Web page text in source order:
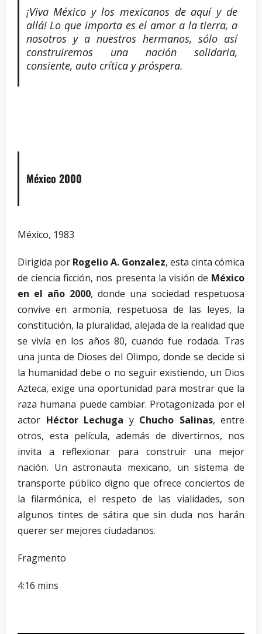
¡Viva México y los mexicanos de aquí y de
allá! Lo que importa es el amor a la tierra, a
nosotros y a nuestros hermanos, sólo así
construiremos una nación solidaria,
consiente, auto crítica y próspera.
México 2000
México, 1983
Dirigida por Rogelio A. Gonzalez, esta cinta cómica
de ciencia ficción, nos presenta la visión de México
en el año 2000, donde una sociedad respetuosa
convive en armonía, respetuosa de las leyes, la
constitución, la pluralidad, alejada de la realidad que
se vivía en los años 80, cuando fue rodada. Tras
una junta de Dioses del Olimpo, donde se decide si
la humanidad debe o no seguir existiendo, un Dios
Azteca, exige una oportunidad para mostrar que la
raza humana puede cambiar. Protagonizada por el
actor Héctor Lechuga y Chucho Salinas, entre
otros, esta película, además de divertirnos, nos
invita a reflexionar para construir una mejor
nación. Un astronauta mexicano, un sistema de
transporte público digno que ofrece conciertos de
la filarmónica, el respeto de las vialidades, son
algunos tintes de sátira que sin duda nos harán
querer ser mejores ciudadanos.
Fragmento
4:16 mins